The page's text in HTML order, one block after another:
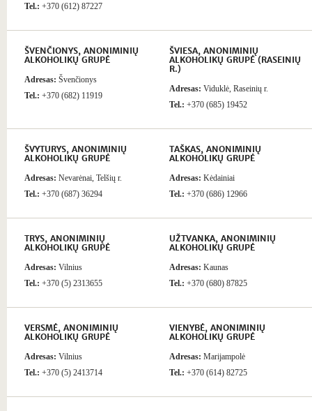
Tel.: +370 (612) 87227
ŠVENČIONYS, ANONIMINIŲ
ALKOHOLIKŲ GRUPĖ
Adresas: Švenčionys
Tel.: +370 (682) 11919
ŠVIESA, ANONIMINIŲ
ALKOHOLIKŲ GRUPĖ (RASEINIŲ
R.)
Adresas: Viduklė, Raseinių r.
Tel.: +370 (685) 19452
ŠVYTURYS, ANONIMINIŲ
ALKOHOLIKŲ GRUPĖ
Adresas: Nevarėnai, Telšių r.
Tel.: +370 (687) 36294
TAŠKAS, ANONIMINIŲ
ALKOHOLIKŲ GRUPĖ
Adresas: Kėdainiai
Tel.: +370 (686) 12966
TRYS, ANONIMINIŲ
ALKOHOLIKŲ GRUPĖ
Adresas: Vilnius
Tel.: +370 (5) 2313655
UŽTVANKA, ANONIMINIŲ
ALKOHOLIKŲ GRUPĖ
Adresas: Kaunas
Tel.: +370 (680) 87825
VERSMĖ, ANONIMINIŲ
ALKOHOLIKŲ GRUPĖ
Adresas: Vilnius
Tel.: +370 (5) 2413714
VIENYBĖ, ANONIMINIŲ
ALKOHOLIKŲ GRUPĖ
Adresas: Marijampolė
Tel.: +370 (614) 82725